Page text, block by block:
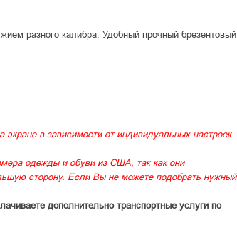
разного калибра. Удобный прочный брезентовый
в зависимости от индивидуальных настроек
одежды и обуви из США, так как они
сторону. Если Вы не можете подобрать нужный
дополнительно транспортные услуги по